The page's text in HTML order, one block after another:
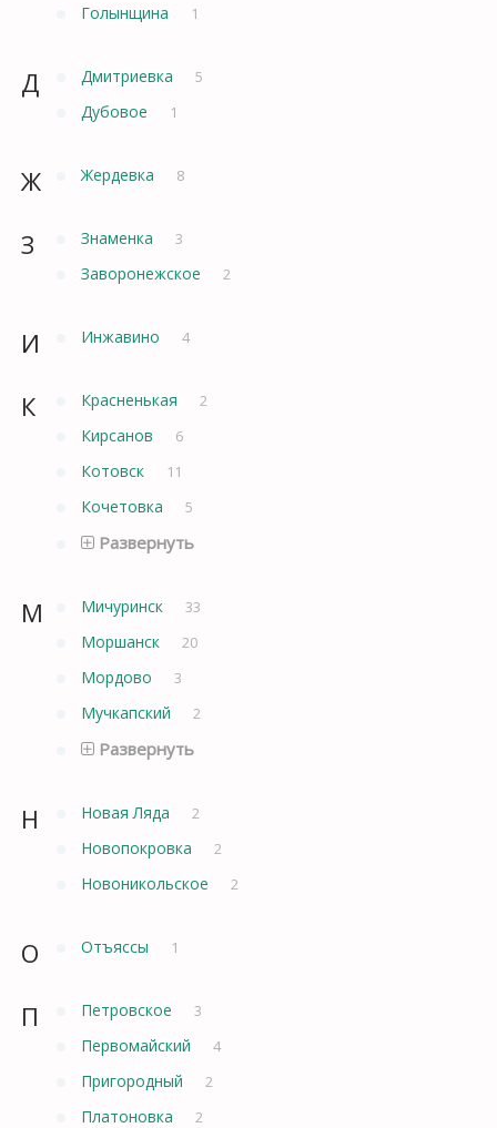
Голынщина 1
Д Дмитриевка 5
Дубовое 1
Ж Жердевка 8
З Знаменка 3
Заворонежское 2
И Инжавино 4
К Красненькая 2
Кирсанов 6
Котовск 11
Кочетовка 5
Развернуть
М Мичуринск 33
Моршанск 20
Мордово 3
Мучкапский 2
Развернуть
Н Новая Ляда 2
Новопокровка 2
Новоникольское 2
О Отъяссы 1
П Петровское 3
Первомайский 4
Пригородный 2
Платоновка 2